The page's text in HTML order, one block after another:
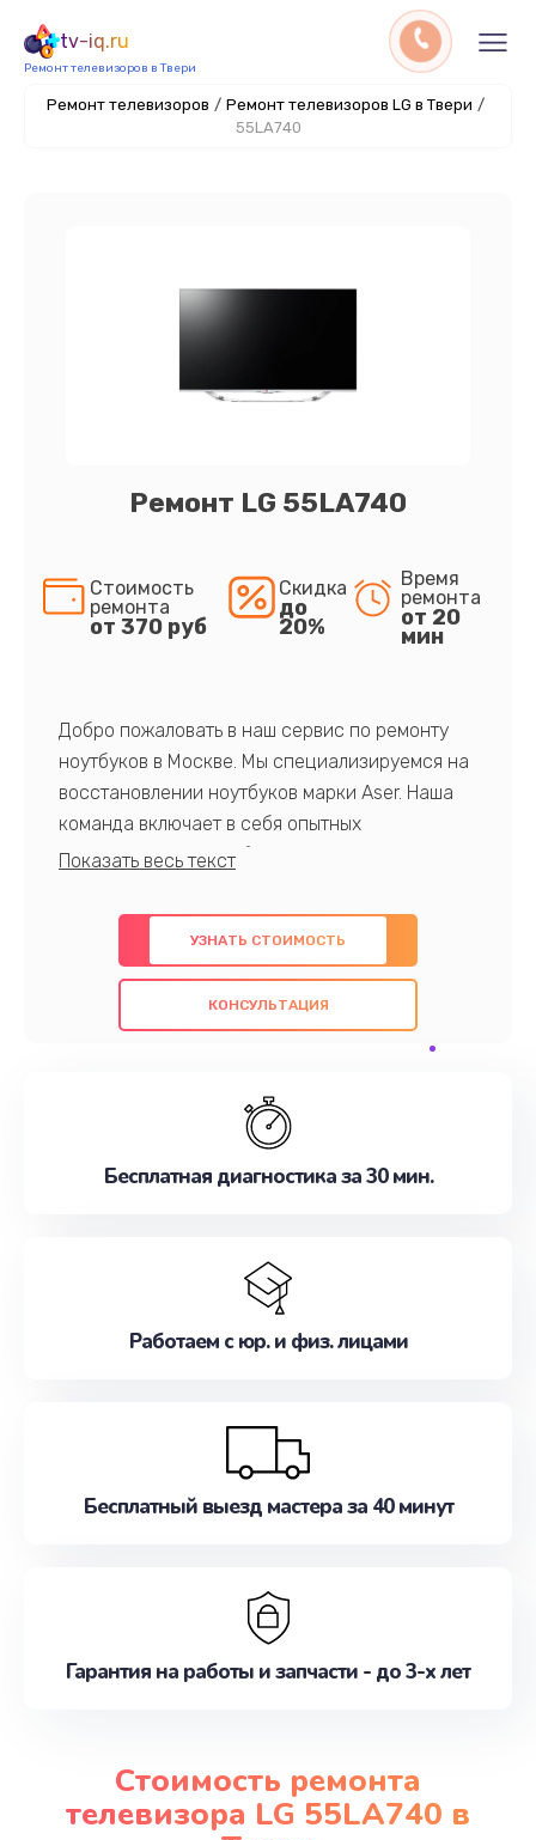
tv-iq.ru
Ремонт телевизоров в Твери
Ремонт телевизоров / Ремонт телевизоров LG в Твери /
55LA740
Ремонт LG 55LA740
Стоимость
ремонта
от 370 руб
Скидка
до
20%
Время
ремонта
от 20
мин
Добро пожаловать в наш сервис по ремонту
ноутбуков в Москве. Мы специализируемся на
восстановлении ноутбуков марки Aser. Наша
команда включает в себя опытных
профессионалов с обширными знаниями и
предлагаем быстрый и качественный ремонт с
использованием оригинальных компонентов, а
также гарантируем качество всех
проведенных работ. Наша цель - предоставить
наилучшим образом. Не медлите записаться на
УЗНАТЬ СТОИМОСТЬ
КОНСУЛЬТАЦИЯ
Бесплатная диагностика за 30 мин.
Работаем с юр. и физ. лицами
Бесплатный выезд мастера за 40 минут
Гарантия на работы и запчасти - до 3-х лет
Стоимость ремонта
телевизора LG 55LA740 в